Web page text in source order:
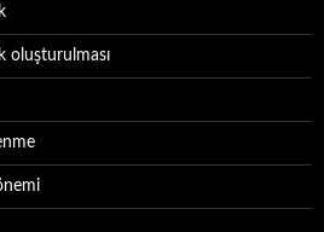
oluşturulması